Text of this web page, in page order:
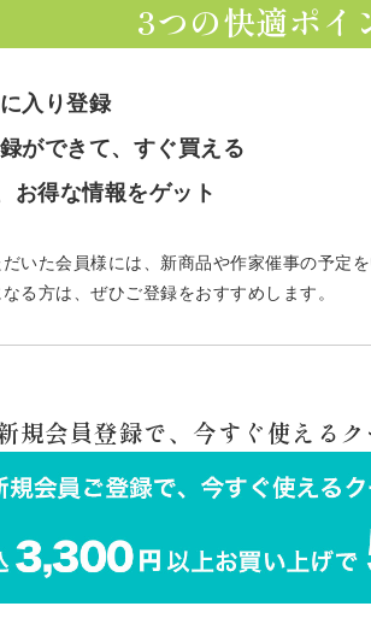
3つの快適ポイ
入り登録
ができて、すぐ買える
お得な情報をゲット
いた会員様には、新商品や作家催事の予定
る方は、ぜひご登録をおすすめします。
規会員登録で、今すぐ使える